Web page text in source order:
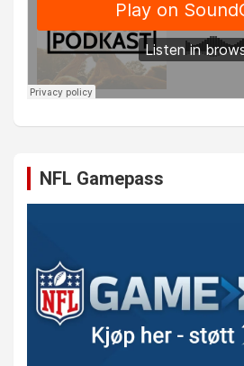
NFL Gamepass